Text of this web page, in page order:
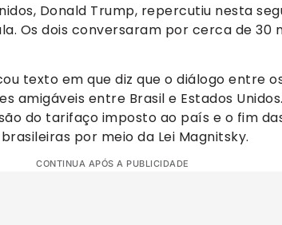
Donald Trump, repercutiu nesta
Os dois conversaram por cerca de 30
texto em que diz que o diálogo entre
amigáveis entre Brasil e Estados
do tarifaço imposto ao país e o fim
por meio da Lei Magnitsky.
CONTINUA APÓS A PUBLICIDADE